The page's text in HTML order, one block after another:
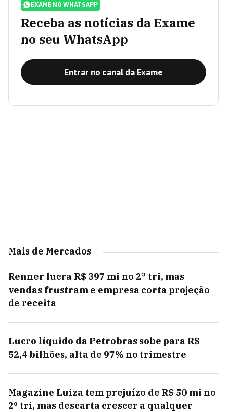
EXAME NO WHATSAPP
Receba as notícias da Exame
no seu WhatsApp
Entrar no canal da Exame
Mais de Mercados
Renner lucra R$ 397 mi no 2° tri, mas
vendas frustram e empresa corta projeção
de receita
Lucro líquido da Petrobras sobe para R$
52,4 bilhões, alta de 97% no trimestre
Magazine Luiza tem prejuízo de R$ 50 mi no
2º tri, mas descarta crescer a qualquer